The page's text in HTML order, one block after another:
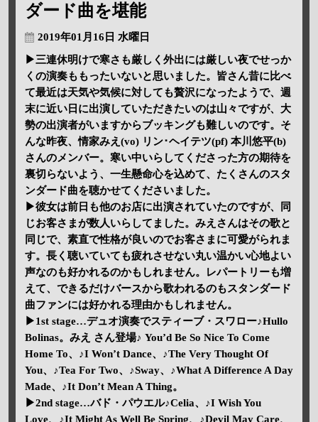
ダード曲を堪能
2019年01月16日 水曜日
▶三連休明けで寒さも厳しく外出には厳しい夜でせっか
くの演奏ももったいないと思いました。皆さん昔に比べ
て最近は天気や気候に対しても贅沢になったようで、週
末に近い日に出演していただきたいのは山々ですが、大
勢の出演者がいますからブッキングも難しいのです。そ
んな昨夜、情家みえ(vo) リン･ヘイテツ(pf) 本川悠平(b)
さんのメンバー。寒い中いらしてくださった方の期待を
裏切らないよう、一生懸命心を込めて、たくさんのスタ
ンダード曲を聴かせてくださいました。
▶彼女は前日も他のお店に出演されていたのですが、同
じお客さまが数人いらしてました。みえさんはその歌と
同じで、素直で性格が良いのでお客さまに可愛がられま
す。長く聴いていても疲れさせない丸い温かい心地よい
声なのも好かれるのかもしれません。レパートリーも増
えて、できるだけバースから歌われるのもスタンダード
曲ファンには好かれる理由かもしれません。
▶1st stage…デュオ演奏でスティーブ・スワロー♪Hullo
Bolinas。みえ さん登場♪ You’d Be So Nice To Come
Home To、♪I Won’t Dance、♪The Very Thought Of
You、♪Tea For Two、♪Sway、♪What A Difference A Day
Made、♪It Don’t Mean A Thing。
▶2nd stage…バド・パウエル♪Celia、♪I Wish You
Love、♪It Might As Well Be Spring、♪Devil May Care、